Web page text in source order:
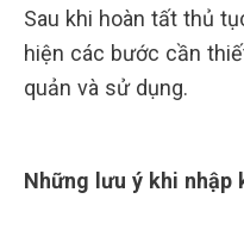
Sau khi hoàn tất thủ
hiện các bước cần
quản và sử dụng.
Những lưu ý khi nhập